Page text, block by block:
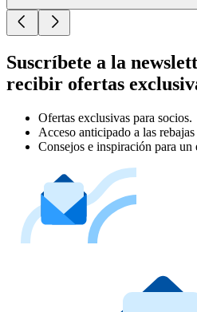
Suscríbete a la
recibir ofertas
Ofertas exclusivas para socios.
Acceso anticipado a las rebajas
Consejos e inspiración para un